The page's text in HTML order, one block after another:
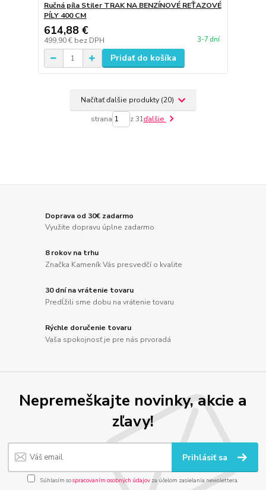
Ručná píla Stiler TRAK NA BENZÍNOVÉ REŤAZOVÉ
PÍLY 400 CM
614,88 €
499,90 € bez DPH 3-7 dní
Pridať do košíka
Načítať ďalšie produkty (20)
strana z 31ďalšie
Doprava od 30€ zadarmo
Využite dopravu úplne zadarmo
8 rokov na trhu
Značka Kameník Vás presvedčí o kvalite
30 dní na vrátenie tovaru
Predĺžili sme dobu na vrátenie tovaru
Rýchle doručenie tovaru
Vaša spokojnosť je pre nás prvoradá
Nepremeškajte novinky, akcie a
zľavy!
Prihlásiť sa
Súhlasím sospracovaním osobných údajov za účelom zasielania newslettera.